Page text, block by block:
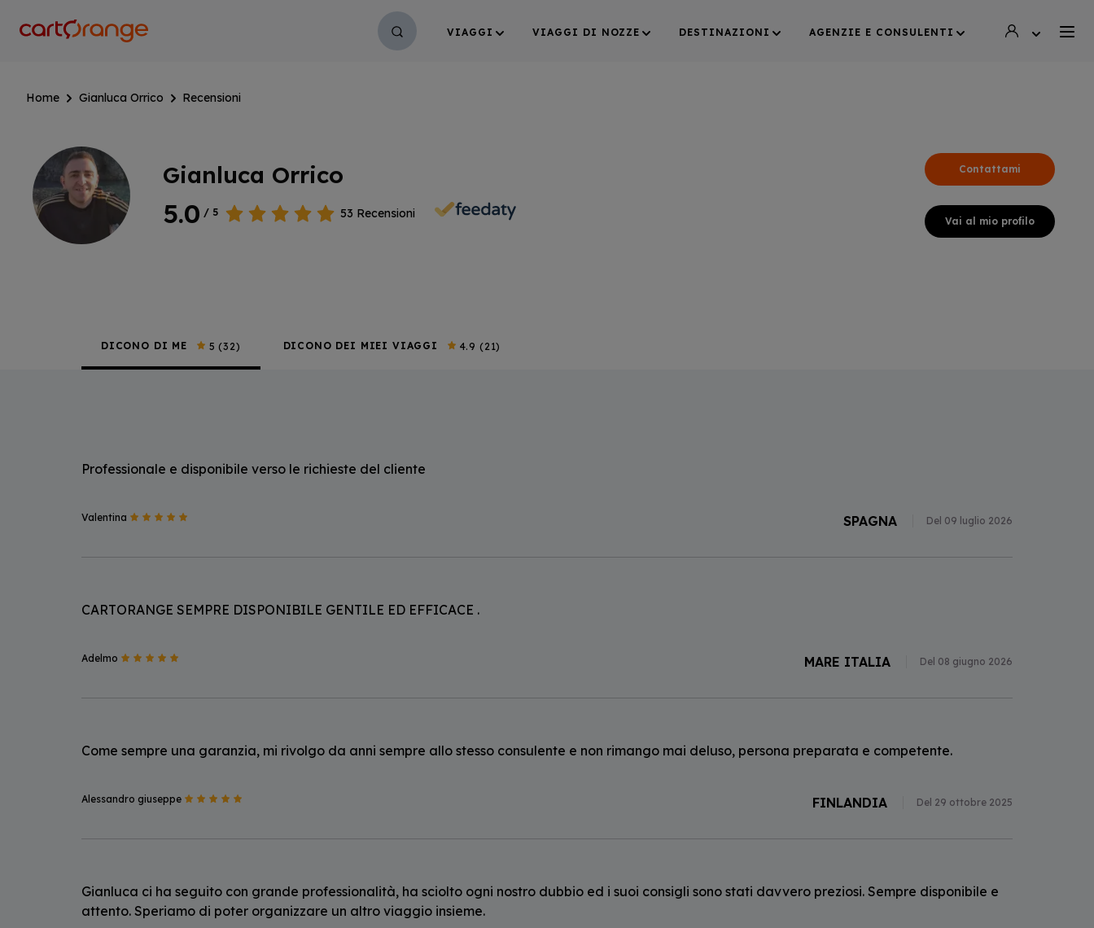
contenuto
VIAGGI VIAGGI DI NOZZE DESTINAZIONI AGENZIE E CONSULENTI
Home Gianluca Orrico Recensioni
Gianluca Orrico
5.0 / 5 53 Recensioni
Contattami
Vai al mio profilo
DICONO DI ME 5 (32) DICONO DEI MIEI VIAGGI 4.9 (21)
Professionale e disponibile verso le richieste del cliente
Valentina SPAGNA Del 09 luglio 2026
CARTORANGE SEMPRE DISPONIBILE GENTILE ED EFFICACE .
Adelmo MARE ITALIA Del 08 giugno 2026
Come sempre una garanzia, mi rivolgo da anni sempre allo stesso consulente e non rimango mai deluso, persona preparata e competente.
Alessandro giuseppe FINLANDIA Del 29 ottobre 2025
Gianluca ci ha seguito con grande professionalità, ha sciolto ogni nostro dubbio ed i suoi consigli sono stati davvero preziosi. Sempre disponibile e
attento. Speriamo di poter organizzare un altro viaggio insieme.